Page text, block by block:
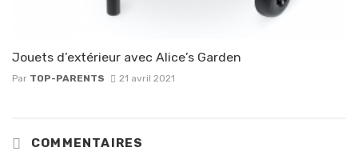
Jouets d’extérieur avec Alice’s Garden
Par TOP-PARENTS 21 avril 2021
COMMENTAIRES